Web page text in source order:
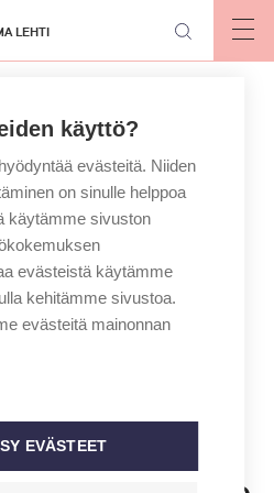
LEHTI
käyttö?
evästeitä. Niiden
on sinulle helppoa
käytämme sivuston
evästeistä käytämme
kehitämme sivustoa.
evästeitä mainonnan
EVÄSTEET